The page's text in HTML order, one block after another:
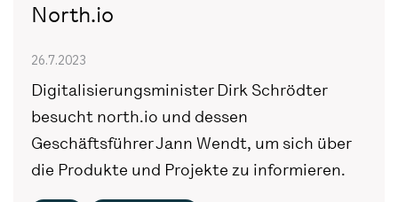
North.io
26.7.2023
Digitalisierungsminister Dirk Schrödter
besucht north.io und dessen
Geschäftsführer Jann Wendt, um sich über
die Produkte und Projekte zu informieren.